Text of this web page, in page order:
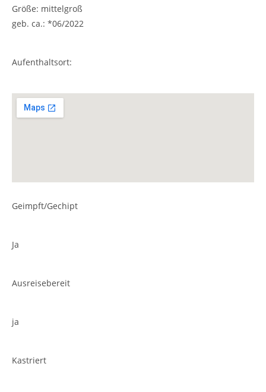
Größe: mittelgroß
geb. ca.: *06/2022
Aufenthaltsort:
Geimpft/Gechipt
Ja
Ausreisebereit
ja
Kastriert